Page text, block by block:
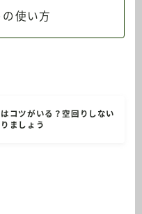
使い方
コツがいる？空回りしない
ましょう